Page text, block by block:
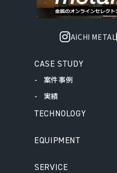
AICHI METAL
CASE STUDY
案件事例
実績
TECHNOLOGY
EQUIPMENT
SERVICE